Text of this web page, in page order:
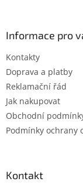
Informace pro
Kontakty
Doprava a platby
Reklamační řád
Jak nakupovat
Obchodní
Podmínky ochrany
Kontakt